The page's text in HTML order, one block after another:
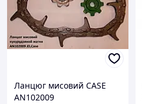
Ланцюг мисовий CASE
AN102009